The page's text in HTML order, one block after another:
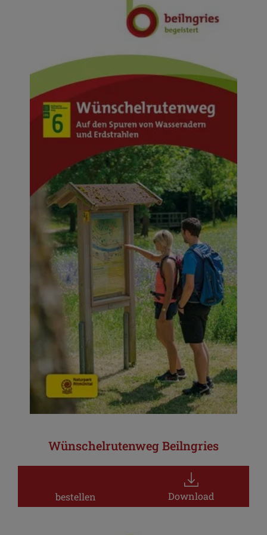
Wünschelrutenweg Beilngries
bestellen Download